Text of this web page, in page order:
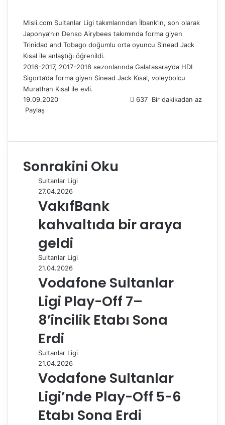
Misli.com Sultanlar Ligi takımlarından İlbank’ın, son olarak
Japonya’nın Denso Airybees takımında forma giyen
Trinidad and Tobago doğumlu orta oyuncu Sinead Jack
Kısal ile anlaştığı öğrenildi.
2016-2017, 2017-2018 sezonlarında Galatasaray’da HDI
Sigorta’da forma giyen Sinead Jack Kısal, voleybolcu
Murathan Kısal ile evli.
19.09.2020
637 Bir dakikadan az
Paylaş
c
b
o
n
e
d
m
r
n
e
r
d
i
t
a
s
A
p
p
l
g
r
a
m
P
s
t
a
i
l
p
y
l
a
z
ı
r
Sonrakini Oku
Sultanlar Ligi
27.04.2026
VakıfBank
kahvaltıda bir araya
geldi
Sultanlar Ligi
21.04.2026
Vodafone Sultanlar
Ligi Play-Off 7–
8’incilik Etabı Sona
Erdi
Sultanlar Ligi
21.04.2026
Vodafone Sultanlar
Ligi’nde Play-Off 5-6
Etabı Sona Erdi